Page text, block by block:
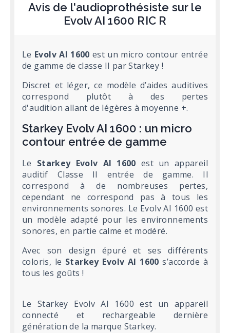
Avis de l'audioprothésiste sur le
Evolv AI 1600 RIC R
Le Evolv AI 1600 est un micro contour entrée
de gamme de classe II par Starkey !
Discret et léger, ce modèle d’aides auditives
correspond plutôt à des pertes
d'audition allant de légères à moyenne +.
Starkey Evolv AI 1600 : un micro
contour entrée de gamme
Le Starkey Evolv AI 1600 est un appareil
auditif Classe II entrée de gamme. Il
correspond à de nombreuses pertes,
cependant ne correspond pas à tous les
environnements sonores. Le Evolv AI 1600 est
un modèle adapté pour les environnements
sonores, en partie calme et modéré.
Avec son design épuré et ses différents
coloris, le Starkey Evolv AI 1600 s’accorde à
tous les goûts !
Le Starkey Evolv AI 1600 est un appareil
connecté et rechargeable dernière
génération de la marque Starkey.